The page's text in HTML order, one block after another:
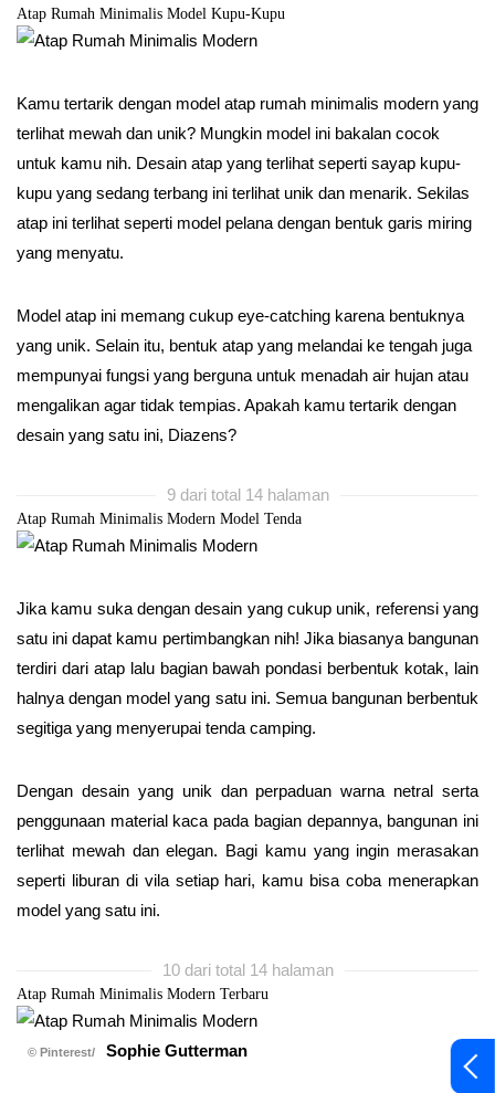
Atap Rumah Minimalis Model Kupu-Kupu
Kamu tertarik dengan model atap rumah minimalis modern yang
terlihat mewah dan unik? Mungkin model ini bakalan cocok
untuk kamu nih. Desain atap yang terlihat seperti sayap kupu-
kupu yang sedang terbang ini terlihat unik dan menarik. Sekilas
atap ini terlihat seperti model pelana dengan bentuk garis miring
yang menyatu.
Model atap ini memang cukup eye-catching karena bentuknya
yang unik. Selain itu, bentuk atap yang melandai ke tengah juga
mempunyai fungsi yang berguna untuk menadah air hujan atau
mengalikan agar tidak tempias. Apakah kamu tertarik dengan
desain yang satu ini, Diazens?
9 dari total 14 halaman
Atap Rumah Minimalis Modern Model Tenda
Jika kamu suka dengan desain yang cukup unik, referensi yang
satu ini dapat kamu pertimbangkan nih! Jika biasanya bangunan
terdiri dari atap lalu bagian bawah pondasi berbentuk kotak, lain
halnya dengan model yang satu ini. Semua bangunan berbentuk
segitiga yang menyerupai tenda camping.
Dengan desain yang unik dan perpaduan warna netral serta
penggunaan material kaca pada bagian depannya, bangunan ini
terlihat mewah dan elegan. Bagi kamu yang ingin merasakan
seperti liburan di vila setiap hari, kamu bisa coba menerapkan
model yang satu ini.
10 dari total 14 halaman
Atap Rumah Minimalis Modern Terbaru
© Pinterest/ Sophie Gutterman